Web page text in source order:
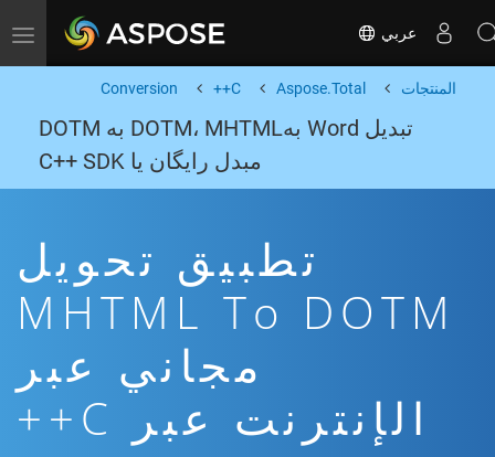
Toggle navigation عربي
المنتجات Aspose.Total
C++
Conversion
تبدیل Word بهDOTM، MHTML به DOTM
مبدل رایگان یا C++ SDK
تطبيق تحويل
MHTML To DOTM
مجاني عبر
الإنترنت عبر C++